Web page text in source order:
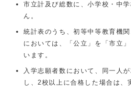
市立計及び総数に、小学校・中
ん。
統計表のうち、初等中等教育機
においては、「公立」を「市立
います。
入学志願者数において、同一人
し、2校以上に合格した場合は、